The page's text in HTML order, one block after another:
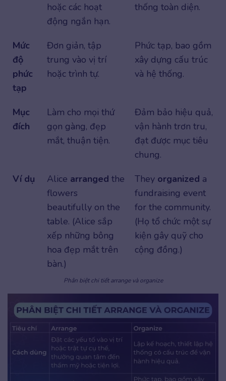
hoặc các hoạt
động ngắn hạn.
thống toàn diện.
Mức
độ
phức
tạp
Đơn giản, tập
trung vào vị trí
hoặc trình tự.
Phức tạp, bao gồm
xây dựng cấu trúc
và hệ thống.
Mục
đích
Làm cho mọi thứ
gọn gàng, đẹp
mắt, thuận tiện.
Đảm bảo hiệu quả,
vận hành trơn tru,
đạt được mục tiêu
chung.
Ví dụ
Alice arranged the
flowers
beautifully on the
table. (Alice sắp
xếp những bông
hoa đẹp mắt trên
bàn.)
They organized a
fundraising event
for the community.
(Họ tổ chức một sự
kiện gây quỹ cho
cộng đồng.)
Phân biệt chi tiết arrange và organize